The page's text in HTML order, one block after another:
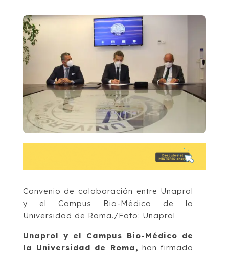
Convenio de colaboración entre Unaprol
y el Campus Bio-Médico de la
Universidad de Roma./Foto: Unaprol
Unaprol y el Campus Bio-Médico de
la Universidad de Roma, han firmado